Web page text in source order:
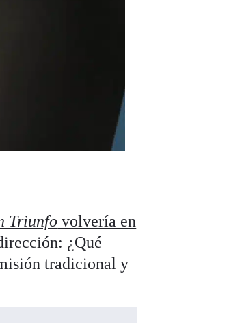
Triunfo volvería en
¿Qué
tradicional y